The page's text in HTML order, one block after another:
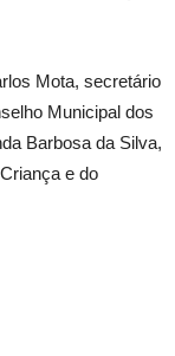
Mota, secretário
Municipal dos
Barbosa da Silva,
e do